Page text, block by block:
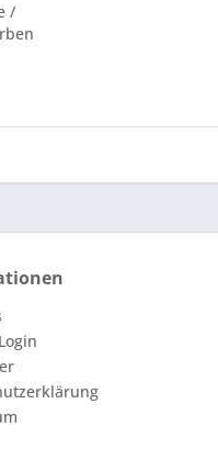
/